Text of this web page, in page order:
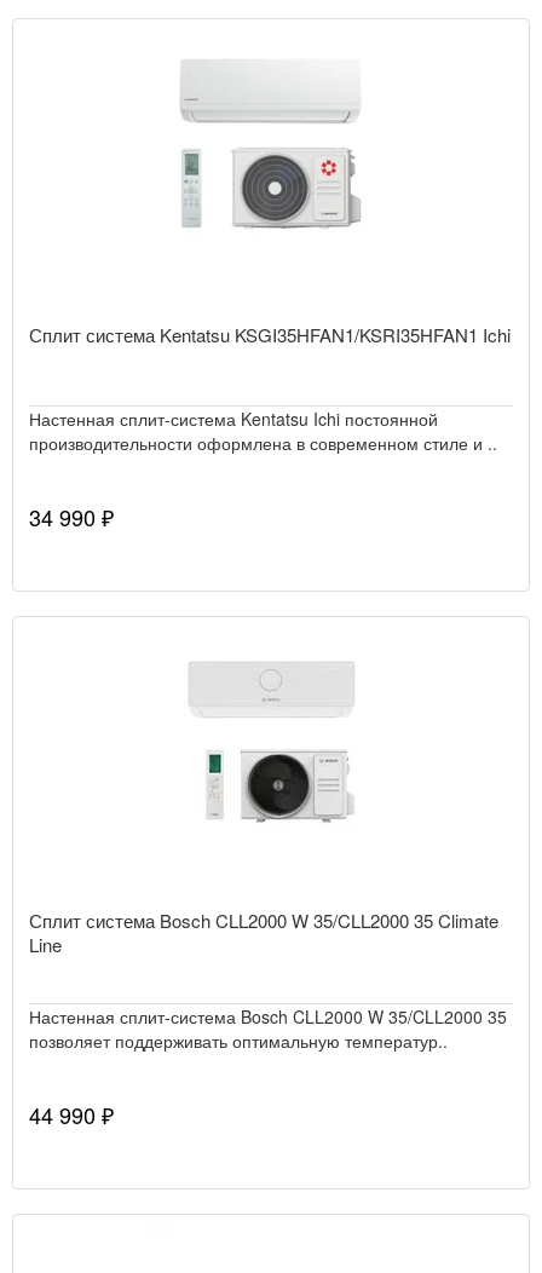
Сплит система Kentatsu KSGI35HFAN1/KSRI35HFAN1 Ichi
Настенная сплит-система Kentatsu Ichi постоянной
производительности оформлена в современном стиле и ..
34 990 ₽
Сплит система Bosch CLL2000 W 35/CLL2000 35 Climate
Line
Настенная сплит-система Bosch CLL2000 W 35/CLL2000 35
позволяет поддерживать оптимальную температур..
44 990 ₽